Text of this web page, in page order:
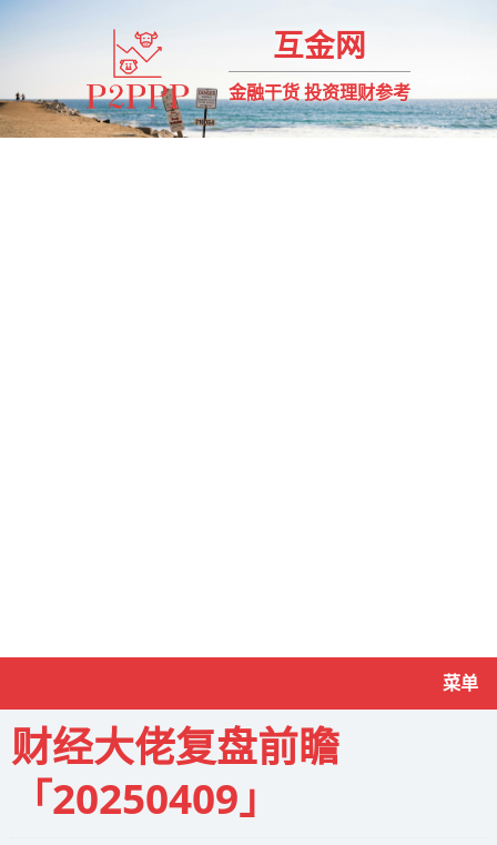
互金网
金融干货 投资理财参考
菜单
财经大佬复盘前瞻
「20250409」